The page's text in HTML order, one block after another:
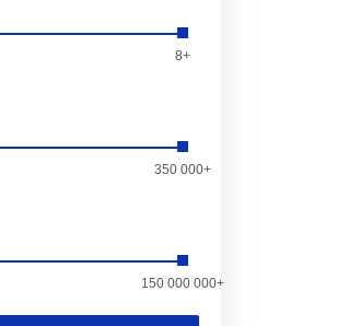
8+
350 000+
150 000 000+